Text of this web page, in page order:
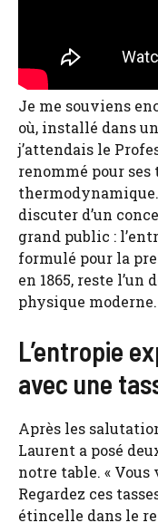
Je me souviens
où, installé dans
j’attendais le
renommé pour
discuter d’un
grand public :
formulé pour la
en 1865, reste l’un
physique moderne.
L’entropie
avec une
Après les
Laurent a posé
notre table. «
Regardez ces
étincelle dans le